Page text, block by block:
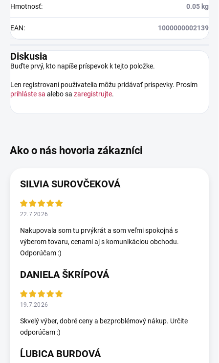
Hmotnosť: 0.05 kg
EAN: 1000000002139
Diskusia
Buďte prvý, kto napíše príspevok k tejto položke.
Len registrovaní používatelia môžu pridávať príspevky. Prosím
prihláste sa alebo sa zaregistrujte.
SILVIA SUROVČEKOVÁ
22.7.2026
Nakupovala som tu prvýkrát a som veľmi spokojná s
výberom tovaru, cenami aj s komunikáciou obchodu.
Odporúčam :)
DANIELA ŠKRÍPOVÁ
19.7.2026
Skvelý výber, dobré ceny a bezproblémový nákup. Určite
odporúčam :)
ĹUBICA BURDOVÁ